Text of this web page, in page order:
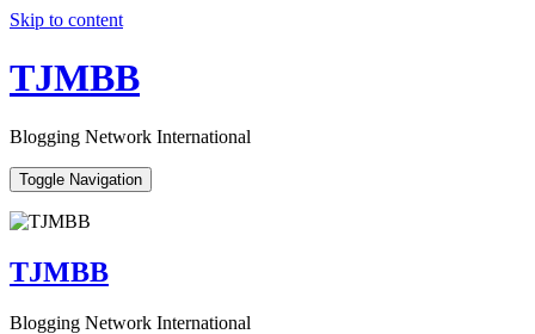
Skip to content
TJMBB
Blogging Network International
Toggle Navigation
TJMBB
Blogging Network International